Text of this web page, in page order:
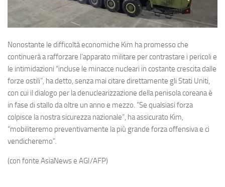
Nonostante le difficoltà economiche Kim ha promesso che
continuerà a rafforzare l’apparato militare per contrastare i pericoli e
le intimidazioni “incluse le minacce nucleari in costante crescita dalle
forze ostili”, ha detto, senza mai citare direttamente gli Stati Uniti,
con cui il dialogo per la denuclearizzazione della penisola coreana è
in fase di stallo da oltre un anno e mezzo. “Se qualsiasi forza
colpisce la nostra sicurezza nazionale”, ha assicurato Kim,
“mobiliteremo preventivamente la più grande forza offensiva e ci
vendicheremo”.
(con fonte AsiaNews e AGI/AFP)